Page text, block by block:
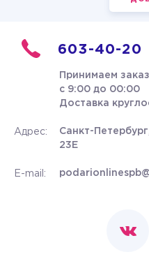
603-40-20
Принимаем
с 9:00 до 00:00
Доставка
Адрес:
Санкт-
23Е
E-mail: